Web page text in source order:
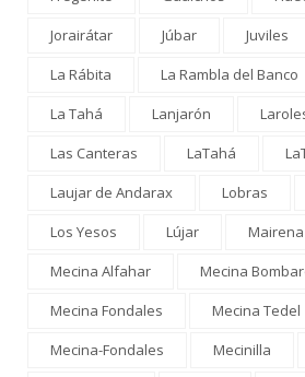
Jorairátar
Júbar Juviles
La Rábita
La Rambla del Banco
La Tahá
Lanjarón
Las Canteras
LaTahá
Laujar de Andarax
Lobras
Los Yesos
Lújar Mairena
Mecina Alfahar
Mecina
Mecina Fondales
Mecina Tedel
Mecina-Fondales
Mecinilla